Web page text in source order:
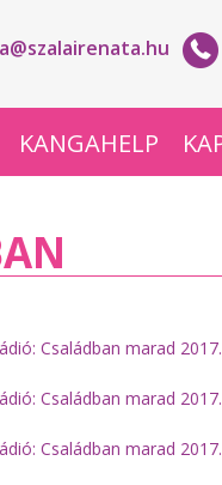
KANGAHELP
Családban marad
Családban marad
Családban marad